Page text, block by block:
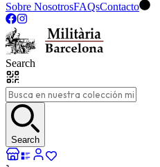
Sobre NosotrosFAQsContacto
Search
Search